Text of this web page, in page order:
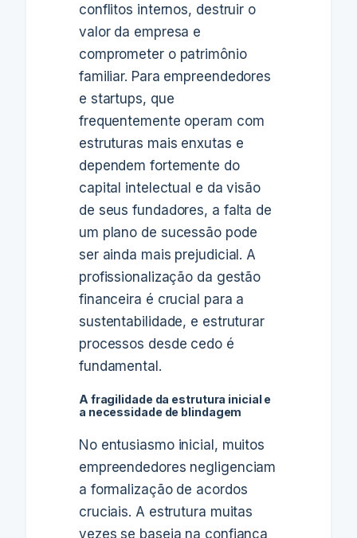
conflitos internos, destruir o
valor da empresa e
comprometer o patrimônio
familiar. Para empreendedores
e startups, que
frequentemente operam com
estruturas mais enxutas e
dependem fortemente do
capital intelectual e da visão
de seus fundadores, a falta de
um plano de sucessão pode
ser ainda mais prejudicial. A
profissionalização da gestão
financeira é crucial para a
sustentabilidade, e estruturar
processos desde cedo é
fundamental.
A fragilidade da estrutura inicial e
a necessidade de blindagem
No entusiasmo inicial, muitos
empreendedores negligenciam
a formalização de acordos
cruciais. A estrutura muitas
vezes se baseia na confiança